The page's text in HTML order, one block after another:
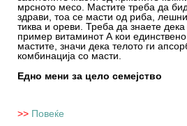
мрсното месо. Мастите треба да
здрави, тоа се масти од риба,
тиква и ореви. Треба да знаете
пример витаминот А кои единствено
мастите, значи дека телото ги
комбинација со масти.
Едно мени за цело семејство
>> Повеќе